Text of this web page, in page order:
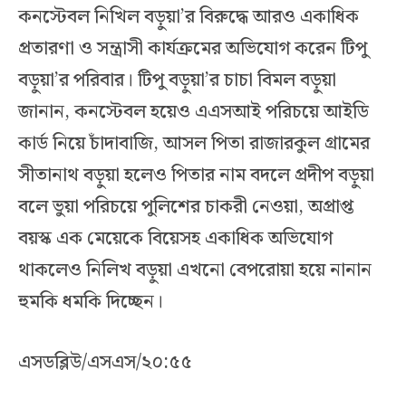
কনস্টেবল নিখিল বড়ুয়া’র বিরুদ্ধে আরও একাধিক
প্রতারণা ও সন্ত্রাসী কার্যক্রমের অভিযোগ করেন টিপু
বড়ুয়া’র পরিবার। টিপু বড়ুয়া’র চাচা বিমল বড়ুয়া
জানান, কনস্টেবল হয়েও এএসআই পরিচয়ে আইডি
কার্ড নিয়ে চাঁদাবাজি, আসল পিতা রাজারকুল গ্রামের
সীতানাথ বড়ুয়া হলেও পিতার নাম বদলে প্রদীপ বড়ুয়া
বলে ভুয়া পরিচয়ে পুলিশের চাকরী নেওয়া, অপ্রাপ্ত
বয়স্ক এক মেয়েকে বিয়েসহ একাধিক অভিযোগ
থাকলেও নিলিখ বড়ুয়া এখনো বেপরোয়া হয়ে নানান
হুমকি ধমকি দিচ্ছেন।
এসডব্লিউ/এসএস/২০:৫৫